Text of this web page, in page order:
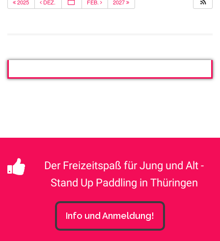
2025 DEZ. FEB. 2027
Der Freizeitspaß für Jung und Alt -
Stand Up Paddling in Thüringen
Info und Anmeldung!